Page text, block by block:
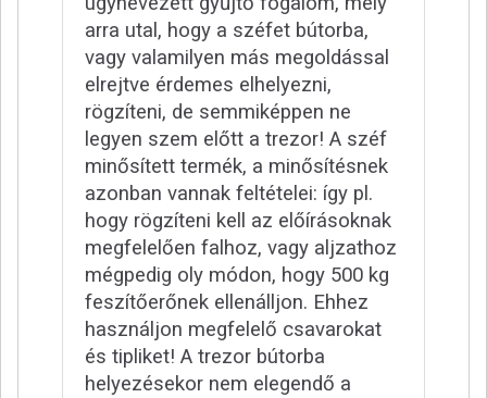
arra utal, hogy a széfet bútorba,
vagy valamilyen más megoldással
elrejtve érdemes elhelyezni,
rögzíteni, de semmiképpen ne
legyen szem előtt a trezor! A széf
minősített termék, a minősítésnek
azonban vannak feltételei: így pl.
hogy rögzíteni kell az előírásoknak
megfelelően falhoz, vagy aljzathoz
mégpedig oly módon, hogy 500 kg
feszítőerőnek ellenálljon. Ehhez
használjon megfelelő csavarokat
és tipliket! A trezor bútorba
helyezésekor nem elegendő a